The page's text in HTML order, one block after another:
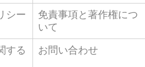
シー
免責事項と著作権につ
いて
する
お問い合わせ